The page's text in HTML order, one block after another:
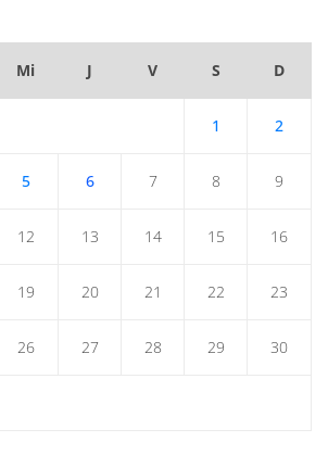
Mi J V S D
1 2
5 6 7 8 9
12 13 14 15 16
19 20 21 22 23
26 27 28 29 30